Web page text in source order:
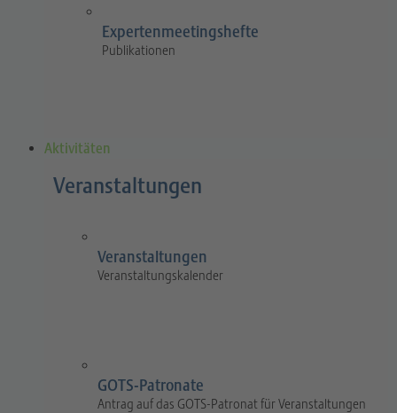
Expertenmeetingshefte
Publikationen
Aktivitäten
Veranstaltungen
Veranstaltungen
Veranstaltungskalender
GOTS-Patronate
Antrag auf das GOTS-Patronat für Veranstaltungen